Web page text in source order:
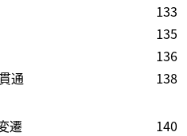
133
135
136
通
138
遷
140